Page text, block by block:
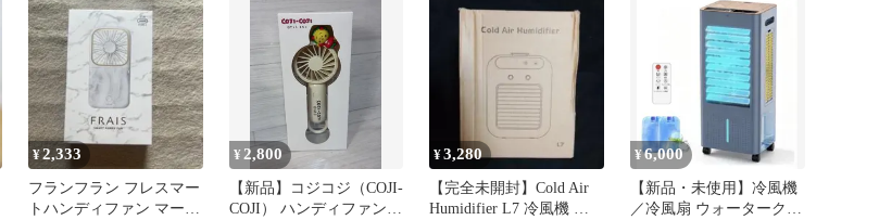
¥2,333
フランフラン フレスマー
トハンディファン マーブ
¥2,800
【新品】コジコジ（COJI-
COJI） ハンディファン /
¥3,280
【完全未開封】Cold Air
Humidifier L7 冷風機 本
¥6,000
【新品・未使用】冷風機
／冷風扇 ウォータークー